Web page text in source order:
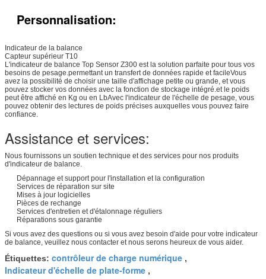
Personnalisation:
Indicateur de la balance
Capteur supérieur T10
L'indicateur de balance Top Sensor Z300 est la solution parfaite pour tous vos
besoins de pesage.permettant un transfert de données rapide et facileVous
avez la possibilité de choisir une taille d'affichage petite ou grande, et vous
pouvez stocker vos données avec la fonction de stockage intégré.et le poids
peut être affiché en Kg ou en LbAvec l'indicateur de l'échelle de pesage, vous
pouvez obtenir des lectures de poids précises auxquelles vous pouvez faire
confiance.
Assistance et services:
Nous fournissons un soutien technique et des services pour nos produits
d'indicateur de balance.
Dépannage et support pour l'installation et la configuration
Services de réparation sur site
Mises à jour logicielles
Pièces de rechange
Services d'entretien et d'étalonnage réguliers
Réparations sous garantie
Si vous avez des questions ou si vous avez besoin d'aide pour votre indicateur
de balance, veuillez nous contacter et nous serons heureux de vous aider.
Étiquettes: contrôleur de charge numérique ,
Indicateur d'échelle de plate-forme ,